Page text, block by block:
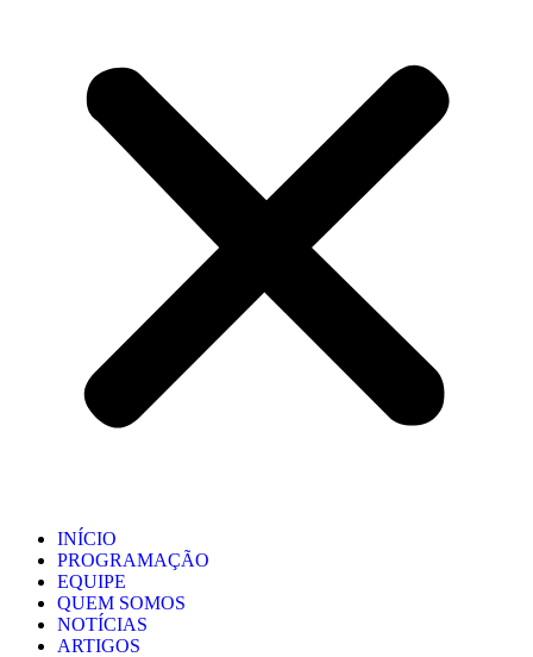
INÍCIO
PROGRAMAÇÃO
EQUIPE
QUEM SOMOS
NOTÍCIAS
ARTIGOS